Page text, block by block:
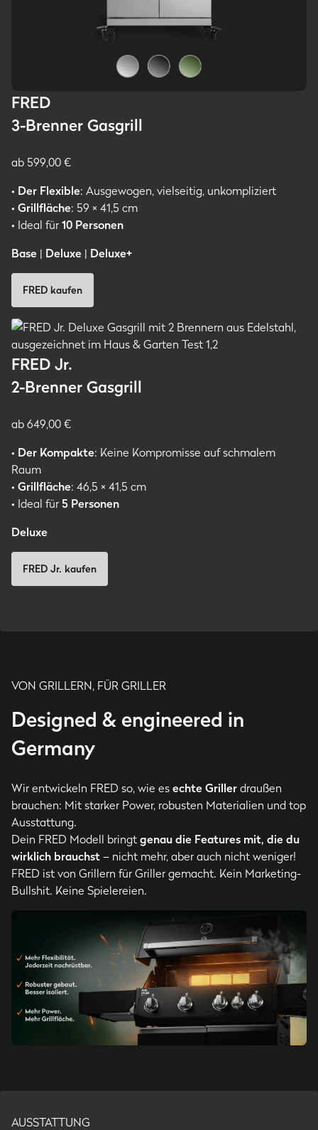
FRED
3-Brenner Gasgrill
ab 599,00 €
• Der Flexible: Ausgewogen, vielseitig, unkompliziert
• Grillfläche: 59 × 41,5 cm
• Ideal für10 Personen
Base | Deluxe | Deluxe+
FRED kaufen
FRED Jr.
2-Brenner Gasgrill
ab 649,00 €
• Der Kompakte: Keine Kompromisse auf schmalem
Raum
• Grillfläche: 46,5 × 41,5 cm
• Ideal für5 Personen
Deluxe
FRED Jr. kaufen
VON GRILLERN, FÜR GRILLER
Designed & engineered in
Germany
Wir entwickeln FRED so, wie esechte Grillerdraußen
brauchen: Mit starker Power, robusten Materialien und top
Ausstattung.
Dein FRED Modell bringtgenau die Features mit, die du
wirklich brauchst– nicht mehr, aber auch nicht weniger!
FRED ist von Grillern für Griller gemacht. Kein Marketing-
Bullshit. Keine Spielereien.
AUSSTATTUNG